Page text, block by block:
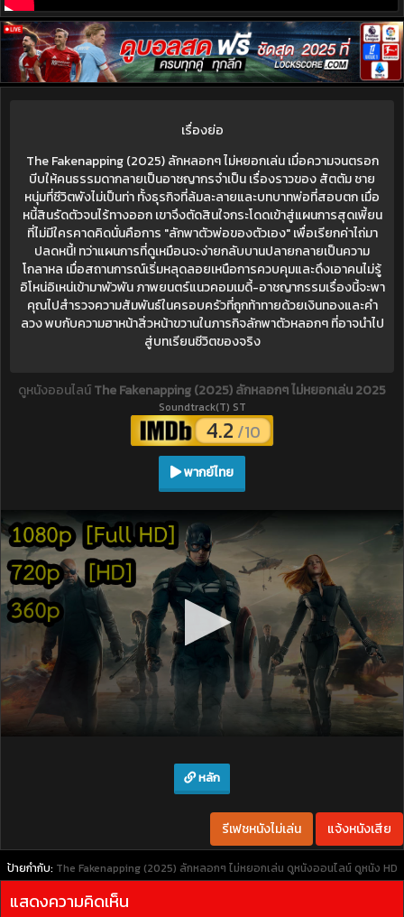
เรื่องย่อ
The Fakenapping (2025) ลักหลอกๆ ไม่หยอกเล่น เมื่อความจนตรอก
บีบให้คนธรรมดากลายเป็นอาชญากรจำเป็น เรื่องราวของ สัตตัม ชาย
หนุ่มที่ชีวิตพังไม่เป็นท่า ทั้งธุรกิจที่ล้มละลายและบทบาทพ่อที่สอบตก เมื่อ
หนี้สินรัดตัวจนไร้ทางออก เขาจึงตัดสินใจกระโดดเข้าสู่แผนการสุดเพี้ยน
ที่ไม่มีใครคาดคิดนั่นคือการ "ลักพาตัวพ่อของตัวเอง" เพื่อเรียกค่าไถ่มา
ปลดหนี้! ทว่าแผนการที่ดูเหมือนจะง่ายกลับบานปลายกลายเป็นความ
โกลาหล เมื่อสถานการณ์เริ่มหลุดลอยเหนือการควบคุมและดึงเอาคนไม่รู้
อิโหน่อิเหน่เข้ามาพัวพัน ภาพยนตร์แนวคอมเมดี้-อาชญากรรมเรื่องนี้จะพา
คุณไปสำรวจความสัมพันธ์ในครอบครัวที่ถูกท้าทายด้วยเงินทองและคำ
ลวง พบกับความฮาหน้าสิ่วหน้าขวานในภารกิจลักพาตัวหลอกๆ ที่อาจนำไป
สู่บทเรียนชีวิตของจริง
ดูหนังออนไลน์The Fakenapping (2025) ลักหลอกๆ ไม่หยอกเล่น 2025
Soundtrack(T) ST
4.2 /10
พากย์ไทย
หลัก
รีเฟชหนังไม่เล่น แจ้งหนังเสีย
ป้ายกำกับ: The Fakenapping (2025) ลักหลอกๆ ไม่หยอกเล่น ดูหนังออนไลน์ ดูหนัง HD
แสดงความคิดเห็น